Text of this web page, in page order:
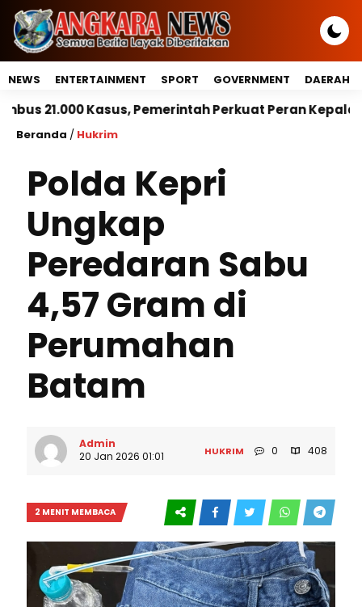
NEWS ENTERTAINMENT SPORT GOVERNMENT DAERAH
Pemerintah Perkuat Peran Kepala Daerah Untuk
Beranda / Hukrim
Polda Kepri
Ungkap
Peredaran Sabu
4,57 Gram di
Perumahan
Batam
Admin
20 Jan 2026 01:01
HUKRIM 0 408
2 MENIT MEMBACA